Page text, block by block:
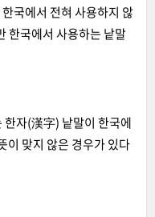
국에서 전혀 사용하지 않
한국에서 사용하는 낱말
자(漢字) 낱말이 한국에
이 맞지 않은 경우가 있다